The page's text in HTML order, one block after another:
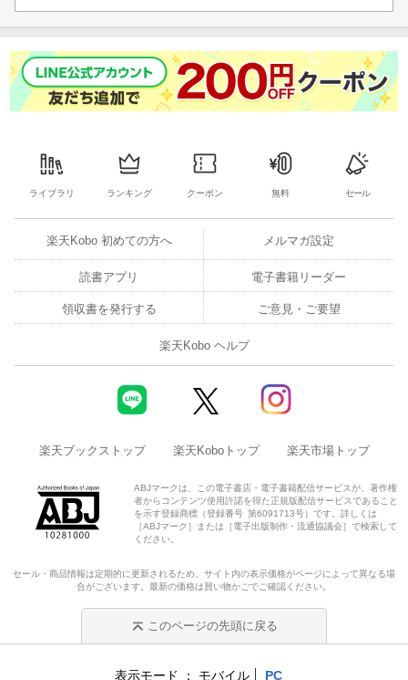
ライブラリ ランキング クーポン 無料 セール
楽天Kobo 初めての方へ メルマガ設定
読書アプリ 電子書籍リーダー
領収書を発行する ご意見・ご要望
楽天Kobo ヘルプ
楽天ブックストップ 楽天Koboトップ 楽天市場トップ
ABJマークは、この電子書店・電子書籍配信サービスが、著作権
者からコンテンツ使用許諾を得た正規版配信サービスであること
を示す登録商標（登録番号 第6091713号）です。詳しくは
［ABJマーク］または［電子出版制作・流通協議会］で検索して
ください。
セール・商品情報は定期的に更新されるため、サイト内の表示価格がページによって異なる場
合がございます。最新の価格は買い物かごでご確認ください。
このページの先頭に戻る
表示モード モバイル PC